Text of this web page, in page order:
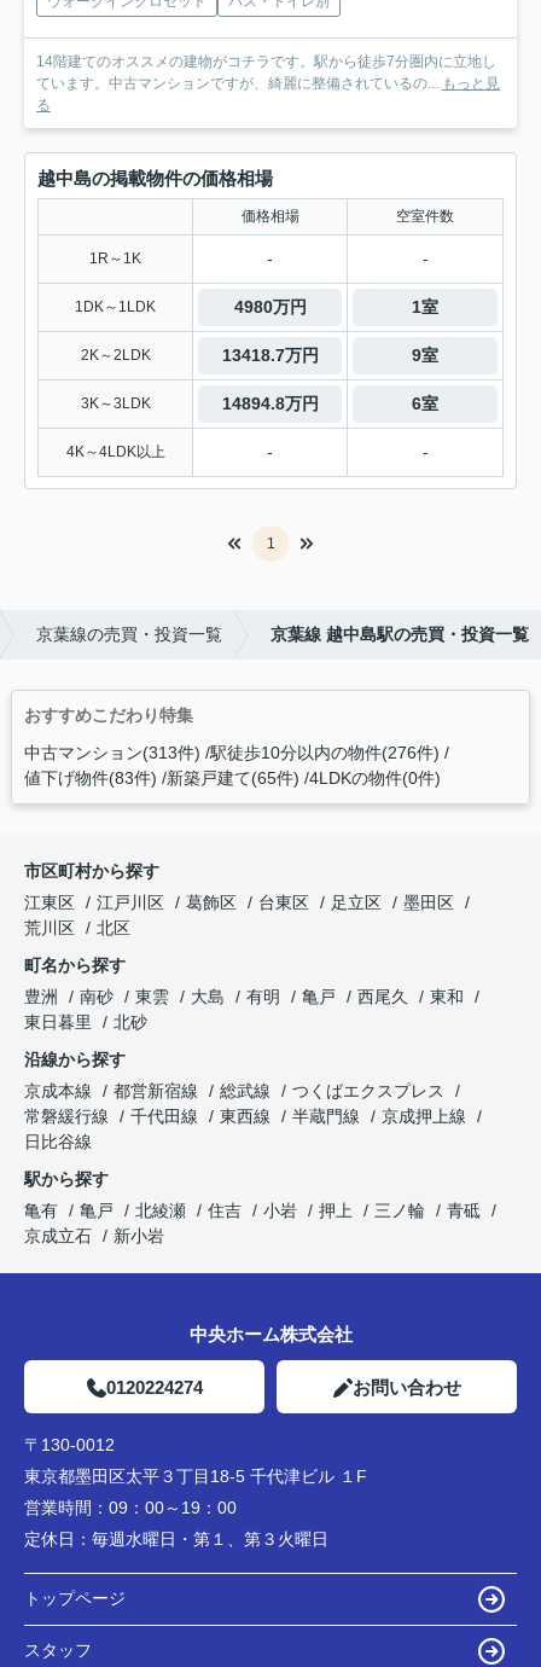
14階建てのオススメの建物がコチラです。駅から徒歩7分圏内に立地し
ています。中古マンションですが、綺麗に整備されているの...
もっと見
る
越中島の掲載物件の価格相場
価格相場 空室件数
1R～1K - -
1DK～1LDK 4980万円 1室
2K～2LDK 13418.7万円 9室
3K～3LDK 14894.8万円 6室
4K～4LDK以上 - -
1
京葉線の売買・投資一覧 京葉線 越中島駅の売買・投資一覧
おすすめこだわり特集
中古マンション(313件) 駅徒歩10分以内の物件(276件)
値下げ物件(83件) 新築戸建て(65件) 4LDKの物件(0件)
市区町村から探す
江東区
江戸川区 葛飾区 台東区 足立区
墨田区
荒川区
北区
町名から探す
豊洲
南砂 東雲 大島 有明 亀戸 西尾久
東和
東日暮里
北砂
沿線から探す
京成本線
都営新宿線 総武線
つくばエクスプレス
常磐緩行線
千代田線 東西線 半蔵門線
京成押上線
日比谷線
駅から探す
亀有
亀戸 北綾瀬 住吉 小岩 押上 三ノ輪
青砥
京成立石
新小岩
中央ホーム株式会社
0120224274 お問い合わせ
〒130-0012
東京都墨田区太平３丁目18-5 千代津ビル １F
営業時間： 09：00～19：00
定休日： 毎週水曜日・第１、第３火曜日
トップページ
スタッフ